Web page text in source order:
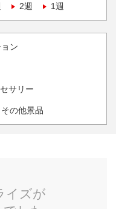
2週 1週
ン
サリー
その他景品